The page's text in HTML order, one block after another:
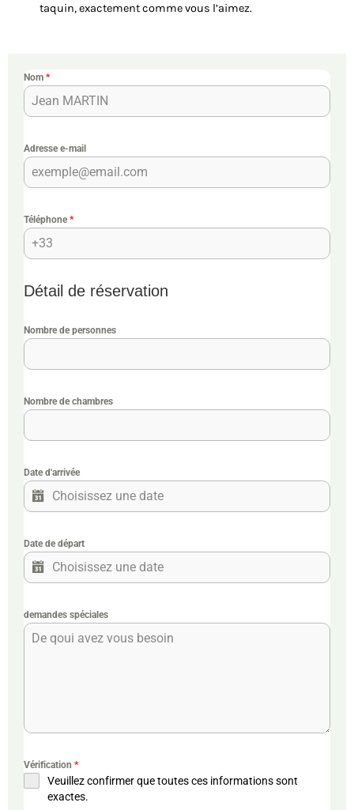
taquin, exactement comme vous l’aimez.
Nom *
Adresse e-mail
Téléphone*
Détail de réservation
Nombre de personnes
Nombre de chambres
Date d'arrivée
Date de départ
demandes spéciales
Vérification *
Veuillez confirmer que toutes ces informations sont
exactes.